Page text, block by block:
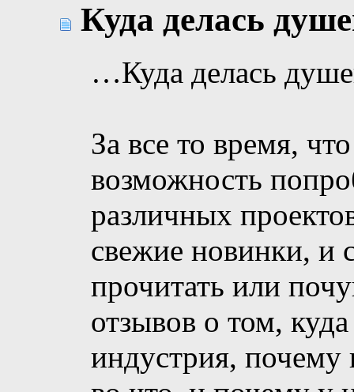
Куда делась
…Куда делась
За все то время,
возможность
различных
свежие новинки, и
прочитать или
отзывов о том,
индустрия, почему